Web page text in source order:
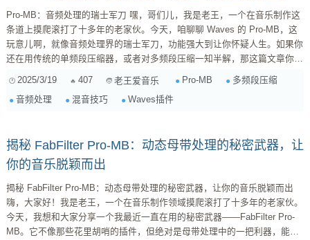
Pro-MB：音频处理的瑞士军刀 嘿，哥们儿，我是老王，一个在音乐制作这
条道上摸爬滚打了十多年的老家伙。今天，咱聊聊 Waves 的 Pro-MB，这
玩意儿啊，就像音频处理界的瑞士军刀，功能强大到让你怀疑人生。如果你
还在用传统的单频段压缩器，或者对多频段压缩一知半解，那这篇文章你可
得好好看看了，我保证能让你对 Pro-MB 有个全新的认识。 Pro-MB 是什
和多频段激励的功能。这意味着你可以将音频信号分成多个频段，然后分别
2025/3/19 407 老王爱音乐 Pro-MB
多频段压缩
音频处理
混音技巧 Waves插件
揭秘 FabFilter Pro-MB：动态母带处理的秘密武器，让
你的音乐脱颖而出
揭秘 FabFilter Pro-MB：动态母带处理的秘密武器，让你的音乐脱颖而出
嗨，大家好！我是老王，一个在音乐制作领域摸爬滚打了十多年的老家伙。
今天，我想和大家分享一个我最近一直在用的秘密武器——FabFilter Pro-
MB。它不像那些花里胡哨的插件，但绝对是母带处理中的一把利器，能让